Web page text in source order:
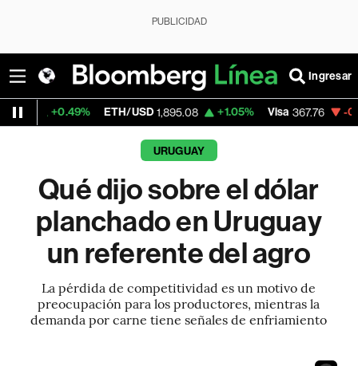
PUBLICIDAD
Ingresar
ETH/USD 1,895.08 +1.05% Visa 367.76 -0.50%
URUGUAY
Qué dijo sobre el dólar
planchado en Uruguay
un referente del agro
La pérdida de competitividad es un motivo de
preocupación para los productores, mientras la
demanda por carne tiene señales de enfriamiento